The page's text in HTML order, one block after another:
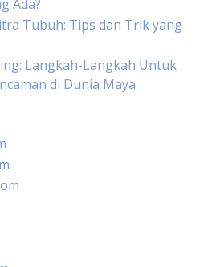
Ada?
Tubuh: Tips dan Trik yang
Langkah-Langkah Untuk
di Dunia Maya